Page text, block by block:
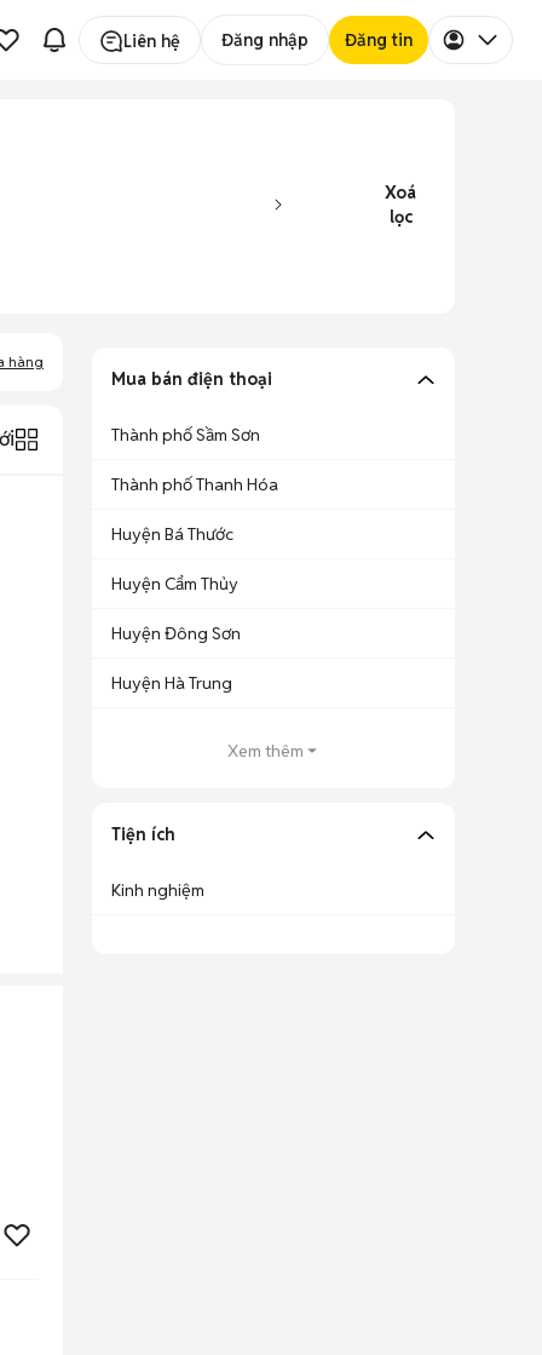
Liên hệ Đăng nhập Đăng tin
Xoá
lọc
hàng
Mua bán điện thoại
Thành phố Sầm Sơn
Thành phố Thanh Hóa
Huyện Bá Thước
Huyện Cẩm Thủy
Huyện Đông Sơn
Huyện Hà Trung
Xem thêm
Tiện ích
Kinh nghiệm